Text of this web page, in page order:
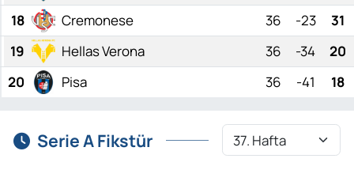
18
Cremonese 36 -23
31
19
Hellas Verona 36 -34
20
20
Pisa 36 -41 18
Serie A Fikstür